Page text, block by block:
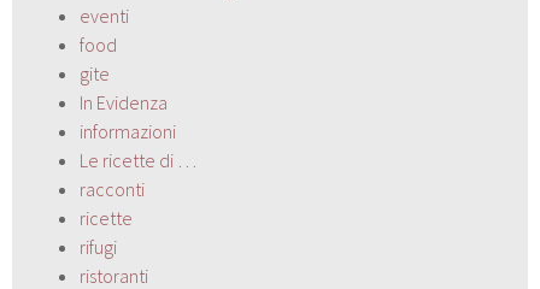
eventi
food
gite
In Evidenza
informazioni
Le ricette di …
racconti
ricette
rifugi
ristoranti